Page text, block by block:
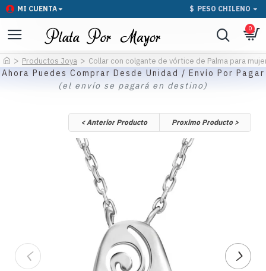
MI CUENTA $ PESO CHILENO
0
Productos Joya Collar con colgante de vórtice de Palma para
Ahora Puedes Comprar Desde Unidad / Envío Por Pagar
(el envío se pagará en destino)
< Anterior Producto Proximo Producto >